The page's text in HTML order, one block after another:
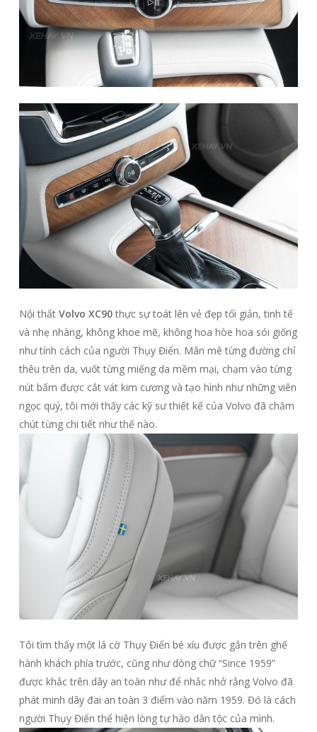
Nội thất Volvo XC90thực sự toát lên vẻ đẹp tối giản, tinh tế
và nhẹ nhàng, không khoe mẽ, không hoa hòe hoa sói giống
như tính cách của người Thụy Điển. Mân mê từng đường chỉ
thêu trên da, vuốt từng miếng da mềm mại, chạm vào từng
nút bấm được cắt vát kim cương và tạo hình như những viên
ngọc quý, tôi mới thấy các kỹ sư thiết kế của Volvo đã chăm
chút từng chi tiết như thế nào.
Tôi tìm thấy một lá cờ Thụy Điển bé xíu được gắn trên ghế
hành khách phía trước, cũng như dòng chữ “Since 1959”
được khắc trên dây an toàn như để nhắc nhở rằng Volvo đã
phát minh dây đai an toàn 3 điểm vào năm 1959. Đó là cách
người Thụy Điển thể hiện lòng tự hào dân tộc của mình.